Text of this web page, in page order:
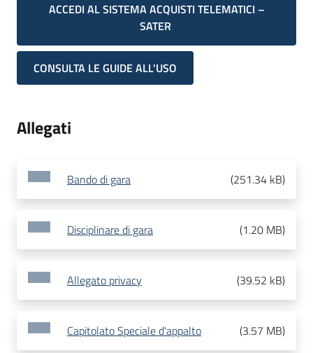
ACCEDI AL SISTEMA ACQUISTI TELEMATICI –
SATER
CONSULTA LE GUIDE ALL'USO
Allegati
Bando di gara (251.34 kB)
Disciplinare di gara (1.20 MB)
Allegato privacy (39.52 kB)
Capitolato Speciale d'appalto (3.57 MB)